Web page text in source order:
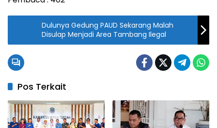
Dulunya Gedung PAUD Sekarang Malah
Disulap Menjadi Area Tambang Ilegal
Pos Terkait